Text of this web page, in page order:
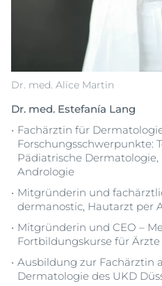
Dr. med. Alice Martin
Dr. med. Estefanía Lang
Fachärztin für
Forschungsschwerpunkte:
Pädiatrische
Andrologie
Mitgründerin und
dermanostic, Hautarzt per
Mitgründerin und CEO –
Fortbildungskurse für Ärzte
Ausbildung zur Fachärztin
Dermatologie des UKD